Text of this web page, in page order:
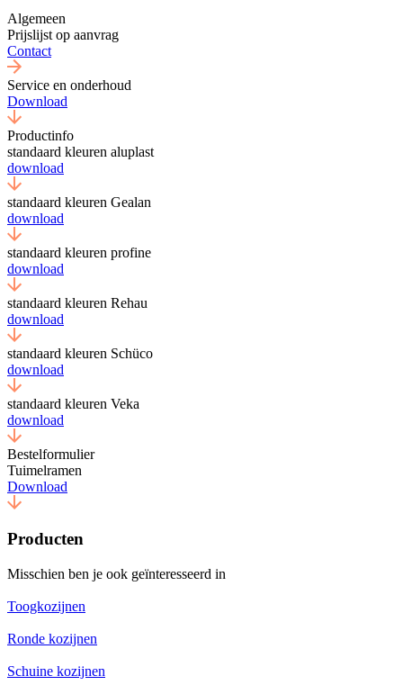
Algemeen
Prijslijst op aanvrag
Contact
Service en onderhoud
Download
Productinfo
standaard kleuren aluplast
download
standaard kleuren Gealan
download
standaard kleuren profine
download
standaard kleuren Rehau
download
standaard kleuren Schüco
download
standaard kleuren Veka
download
Bestelformulier
Tuimelramen
Download
Producten
Misschien ben je ook geïnteresseerd in
Toogkozijnen
Ronde kozijnen
Schuine kozijnen